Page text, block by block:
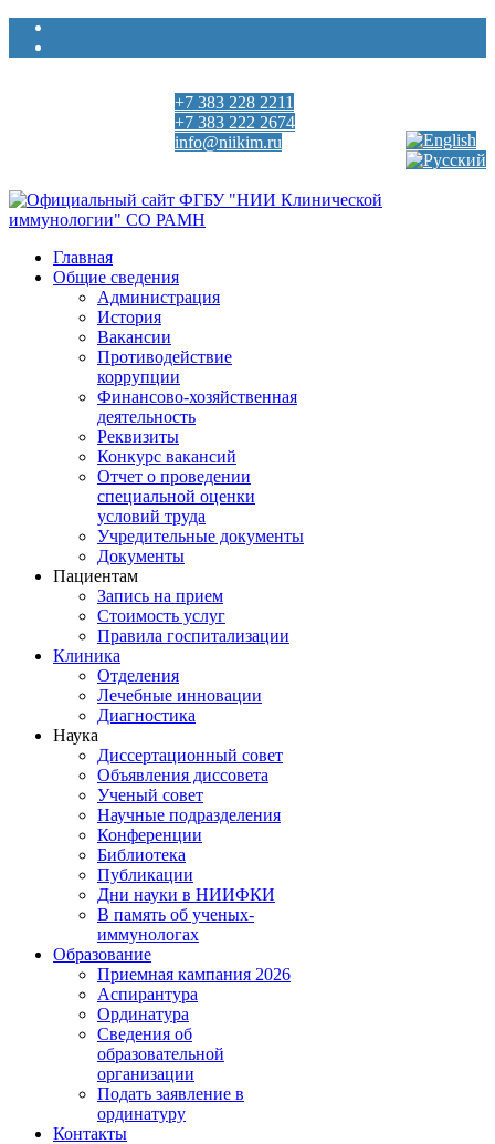
+7 383 228 2211
+7 383 222 2674
info@niikim.ru
Главная
Общие сведения
Администрация
История
Вакансии
Противодействие
коррупции
Финансово-хозяйственная
деятельность
Реквизиты
Конкурс вакансий
Отчет о проведении
специальной оценки
условий труда
Учредительные документы
Документы
Пациентам
Запись на прием
Стоимость услуг
Правила госпитализации
Клиника
Отделения
Лечебные инновации
Диагностика
Наука
Диссертационный совет
Объявления диссовета
Ученый совет
Научные подразделения
Конференции
Библиотека
Публикации
Дни науки в НИИФКИ
В память об ученых-
иммунологах
Образование
Приемная кампания 2026
Аспирантура
Ординатура
Сведения об
образовательной
организации
Подать заявление в
ординатуру
Контакты